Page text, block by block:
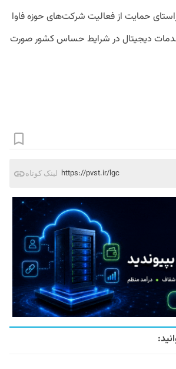
حمایت از فعالیت شرکت‌های حوزه فاوا
دیجیتال در شرایط حساس کشور صورت
لینک کوتاه https://pvst.ir/lgc